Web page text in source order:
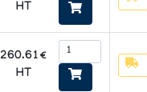
HT
260.61€
HT